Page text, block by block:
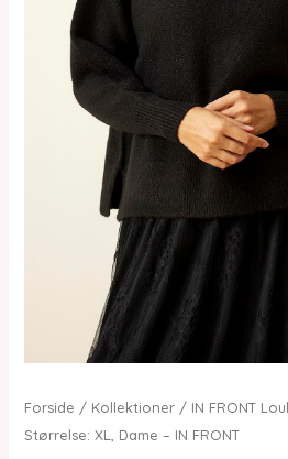
Forside / Kollektioner/ IN FRONT
Størrelse: XL, Dame – IN FRONT